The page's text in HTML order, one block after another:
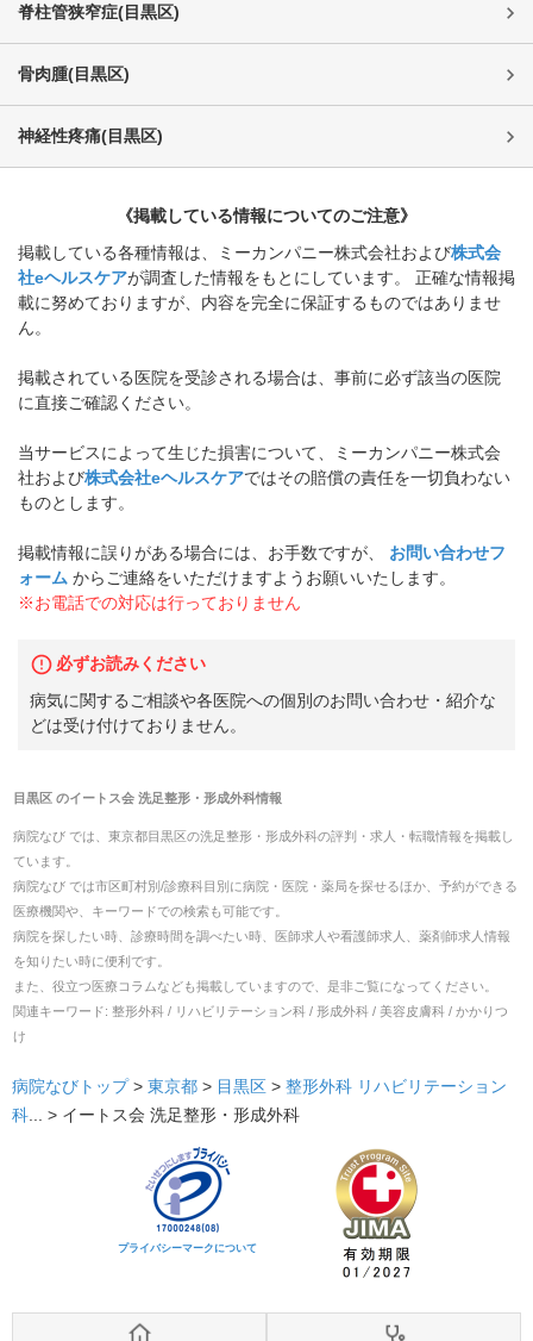
脊柱管狭窄症(目黒区)
骨肉腫(目黒区)
神経性疼痛(目黒区)
《掲載している情報についてのご注意》
掲載している各種情報は、ミーカンパニー株式会社および株式会
社eヘルスケアが調査した情報をもとにしています。 正確な情報掲
載に努めておりますが、内容を完全に保証するものではありませ
ん。
掲載されている医院を受診される場合は、事前に必ず該当の医院
に直接ご確認ください。
当サービスによって生じた損害について、ミーカンパニー株式会
社および株式会社eヘルスケアではその賠償の責任を一切負わない
ものとします。
掲載情報に誤りがある場合には、お手数ですが、
お問い合わせフ
ォーム からご連絡をいただけますようお願いいたします。
※お電話での対応は行っておりません
必ずお読みください
病気に関するご相談や各医院への個別のお問い合わせ・紹介な
どは受け付けておりません。
目黒区のイートス会 洗足整形・形成外科情報
病院なび では、 東京都目黒区の洗足整形・形成外科の評判・求人・転職情報を掲載し
ています。
病院なび では市区町村別/診療科目別に病院・医院・薬局を探せるほか、予約ができる
医療機関や、キーワードでの検索も可能です。
病院を探したい時、診療時間を調べたい時、医師求人や看護師求人、薬剤師求人情報
を知りたい時に便利です。
また、役立つ医療コラムなども掲載していますので、是非ご覧になってください。
関連キーワード: 整形外科 / リハビリテーション科 / 形成外科 / 美容皮膚科 / かかりつ
け
病院なびトップ > 東京都 > 目黒区 > 整形外科 リハビリテーション
科... > イートス会 洗足整形・形成外科
プライバシーマークについて